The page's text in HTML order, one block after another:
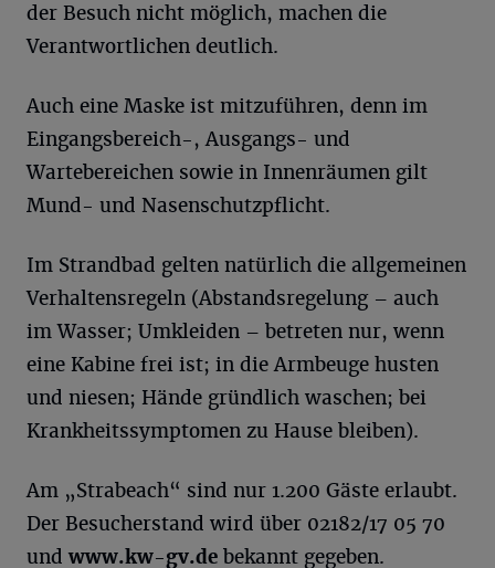
der Besuch nicht möglich, machen die
Verantwortlichen deutlich.
Auch eine Maske ist mitzuführen, denn im
Eingangsbereich-, Ausgangs- und
Wartebereichen sowie in Innenräumen gilt
Mund- und Nasenschutzpflicht.
Im Strandbad gelten natürlich die allgemeinen
Verhaltensregeln (Abstandsregelung – auch
im Wasser; Umkleiden – betreten nur, wenn
eine Kabine frei ist; in die Armbeuge husten
und niesen; Hände gründlich waschen; bei
Krankheitssymptomen zu Hause bleiben).
Am „Strabeach“ sind nur 1.200 Gäste erlaubt.
Der Besucherstand wird über 02182/17 05 70
undwww.kw-gv.de bekannt gegeben.